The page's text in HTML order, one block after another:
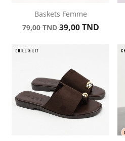
Baskets Femme
Prix
base
79,00 TND Prix
39,00 TND